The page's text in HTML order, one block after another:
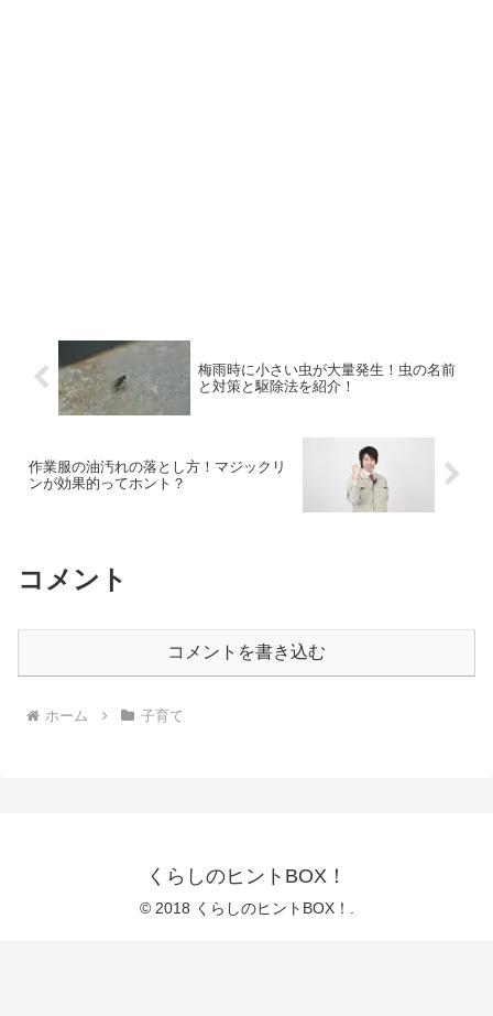
梅雨時に小さい虫が大量発生！虫の名前
と対策と駆除法を紹介！
作業服の油汚れの落とし方！マジックリ
ンが効果的ってホント？
コメント
コメントを書き込む
ホーム 子育て
くらしのヒントBOX！
© 2018 くらしのヒントBOX！.